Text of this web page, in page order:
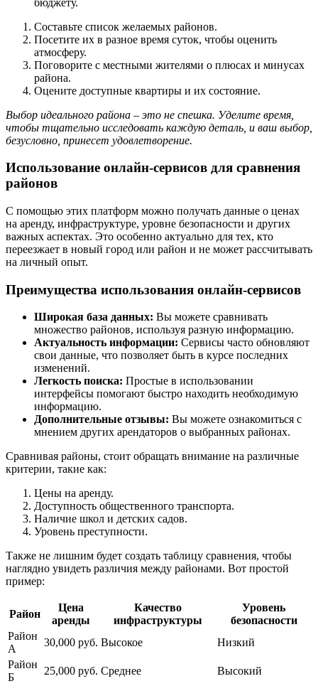
Составьте список желаемых районов.
Посетите их в разное время суток, чтобы оценить
атмосферу.
Поговорите с местными жителями о плюсах и минусах
района.
Оцените доступные квартиры и их состояние.
Выбор идеального района – это не спешка. Уделите время,
чтобы тщательно исследовать каждую деталь, и ваш выбор,
безусловно, принесет удовлетворение.
Использование онлайн-сервисов для сравнения
районов
С помощью этих платформ можно получать данные о ценах
на аренду, инфраструктуре, уровне безопасности и других
важных аспектах. Это особенно актуально для тех, кто
переезжает в новый город или район и не может рассчитывать
на личный опыт.
Преимущества использования онлайн-сервисов
Широкая база данных: Вы можете сравнивать
множество районов, используя разную информацию.
Актуальность информации: Сервисы часто обновляют
свои данные, что позволяет быть в курсе последних
изменений.
Легкость поиска: Простые в использовании
интерфейсы помогают быстро находить необходимую
информацию.
Дополнительные отзывы: Вы можете ознакомиться с
мнением других арендаторов о выбранных районах.
Сравнивая районы, стоит обращать внимание на различные
критерии, такие как:
Цены на аренду.
Доступность общественного транспорта.
Наличие школ и детских садов.
Уровень преступности.
Также не лишним будет создать таблицу сравнения, чтобы
наглядно увидеть различия между районами. Вот простой
пример:
Район
Цена
аренды
Качество
инфраструктуры
Уровень
безопасности
Район
А
30,000 руб. Высокое
Низкий
Район
Б
25,000 руб. Среднее
Высокий